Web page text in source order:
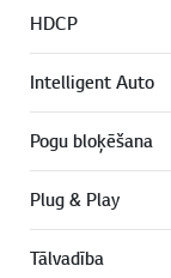
HDCP
Intelligent Auto
Pogu bloķēšana
Plug & Play
Tālvadība